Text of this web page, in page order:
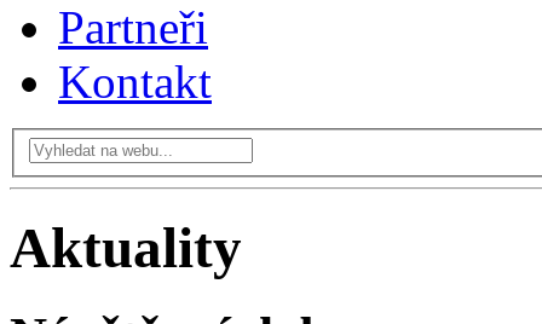
Partneři
Kontakt
Aktuality